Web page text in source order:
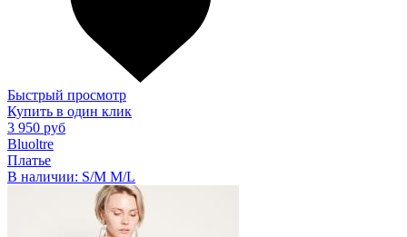
Быстрый просмотр
Купить в один клик
3 950 руб
Bluoltre
Платье
В наличии: S/M M/L